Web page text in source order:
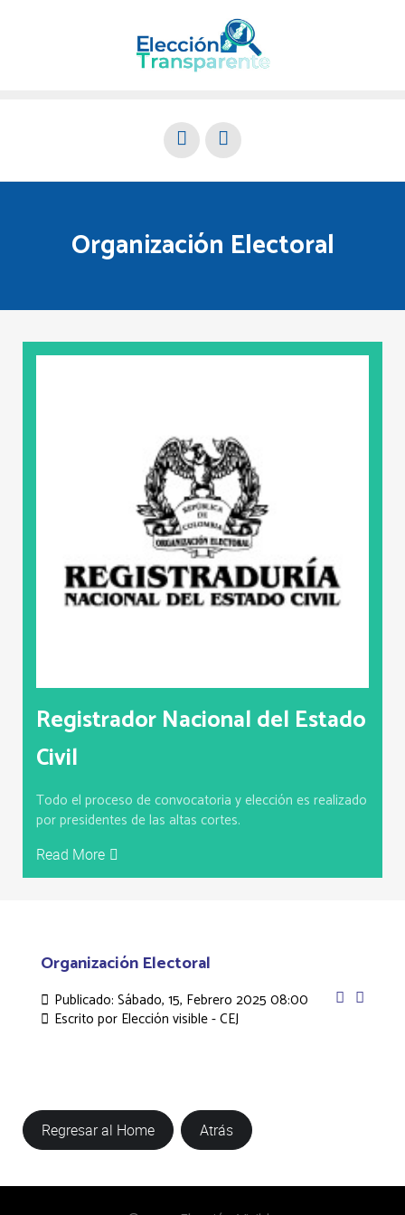
Organización Electoral
Registrador Nacional del Estado
Civil
Todo el proceso de convocatoria y elección es realizado
por presidentes de las altas cortes.
Read More
Organización Electoral
Publicado: Sábado, 15, Febrero 2025 08:00
Escrito por Elección visible - CEJ
Regresar al Home Atrás